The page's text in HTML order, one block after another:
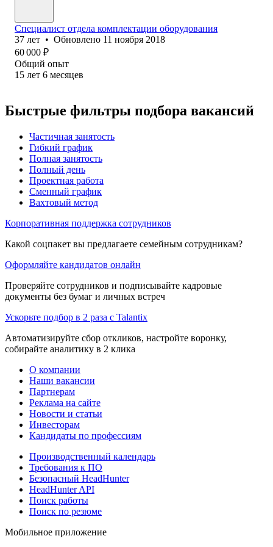
Специалист отдела комплектации оборудования
37 лет • Обновлено 11 ноября 2018
60 000 ₽
Общий опыт
15 лет 6 месяцев
Быстрые фильтры подбора вакансий
Частичная занятость
Гибкий график
Полная занятость
Полный день
Проектная работа
Сменный график
Вахтовый метод
Корпоративная поддержка сотрудников
Какой соцпакет вы предлагаете семейным сотрудникам?
Оформляйте кандидатов онлайн
Проверяйте сотрудников и подписывайте кадровые
документы без бумаг и личных встреч
Ускорьте подбор в 2 раза с Talantix
Автоматизируйте сбор откликов, настройте воронку,
собирайте аналитику в 2 клика
О компании
Наши вакансии
Партнерам
Реклама на сайте
Новости и статьи
Инвесторам
Кандидаты по профессиям
Производственный календарь
Требования к ПО
Безопасный HeadHunter
HeadHunter API
Поиск работы
Поиск по резюме
Мобильное приложение